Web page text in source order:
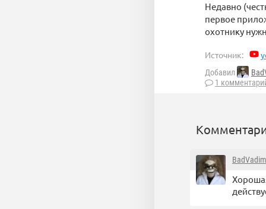
Недавно
первое
охотнику
Источник:
Добавил
1
BadVadim